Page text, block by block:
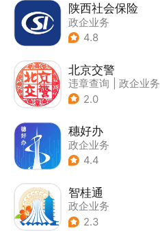
陕西社会保险
政企业务
4.8
北京交警
违章查询
政企业务
2.0
穗好办
政企业务
4.4
智桂通
政企业务
2.3